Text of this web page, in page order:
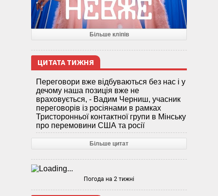
Більше кліпів
ЦИТАТА ТИЖНЯ
Переговори вже відбуваються без нас і у
дечому наша позиція вже не
враховується, - Вадим Черниш, учасник
переговорів із росіянами в рамках
Тристоронньої контактної групи в Мінську
про перемовини США та росії
Більше цитат
Погода на 2 тижні